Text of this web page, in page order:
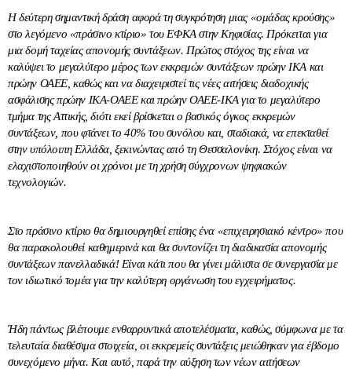
Η δεύτερη σημαντική δράση αφορά τη συγκρότηση μιας «ομάδας κρούσης»
στο λεγόμενο «πράσινο κτίριο» του ΕΦΚΑ στην Κηφισίας. Πρόκειται για
μια δομή ταχείας απονομής συντάξεων. Πρώτος στόχος της είναι να
καλύψει το μεγαλύτερο μέρος των εκκρεμών συντάξεων πρώην ΙΚΑ και
πρώην ΟΑΕΕ, καθώς και να διαχειριστεί τις νέες αιτήσεις διαδοχικής
ασφάλισης πρώην ΙΚΑ-ΟΑΕΕ και πρώην ΟΑΕΕ-ΙΚΑ για το μεγαλύτερο
τμήμα της Αττικής, διότι εκεί βρίσκεται ο βασικός όγκος εκκρεμών
συντάξεων, που φτάνει το 40% του συνόλου και, σταδιακά, να επεκταθεί
στην υπόλοιπη Ελλάδα, ξεκινώντας από τη Θεσσαλονίκη. Στόχος είναι να
ελαχιστοποιηθούν οι χρόνοι με τη χρήση σύγχρονων ψηφιακών
τεχνολογιών.
Στο πράσινο κτίριο θα δημιουργηθεί επίσης ένα «επιχειρησιακό κέντρο» που
θα παρακολουθεί καθημερινά και θα συντονίζει τη διαδικασία απονομής
συντάξεων πανελλαδικά! Είναι κάτι που θα γίνει μάλιστα σε συνεργασία με
τον ιδιωτικό τομέα για την καλύτερη οργάνωση του εγχειρήματος.
Ήδη πάντως βλέπουμε ενθαρρυντικά αποτελέσματα, καθώς, σύμφωνα με τα
τελευταία διαθέσιμα στοιχεία, οι εκκρεμείς συντάξεις μειώθηκαν για έβδομο
συνεχόμενο μήνα. Και αυτό, παρά την αύξηση των νέων αιτήσεων